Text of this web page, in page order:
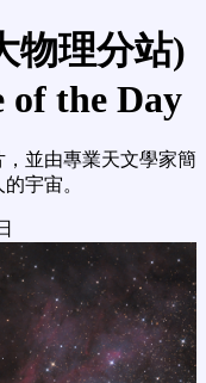
物理分站)
of the Day
並由專業天文學家簡
宇宙。